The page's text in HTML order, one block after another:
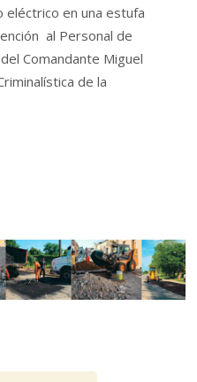
en una estufa
al Personal de
Comandante Miguel
de la